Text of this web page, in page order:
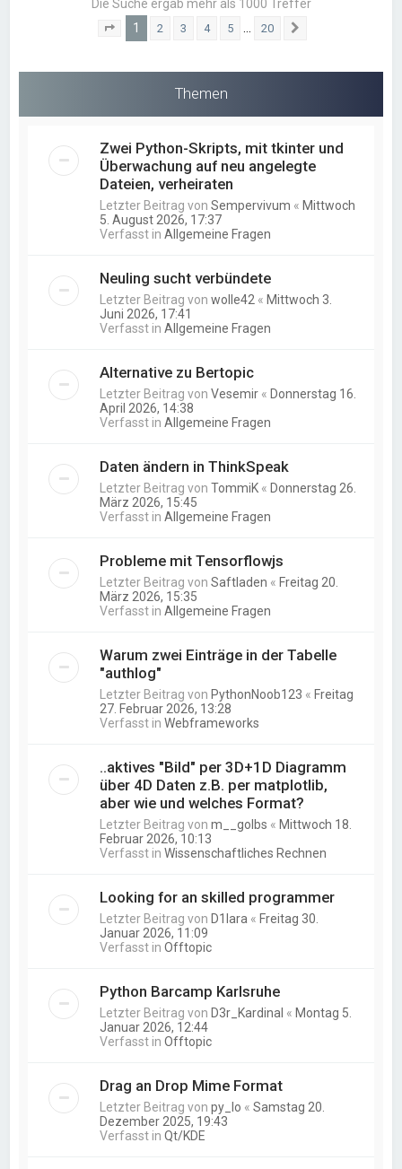
Die Suche ergab mehr als 1000 Treffer
Seite von 20
1 2 3 4 5 … 20
Themen
Zwei Python-Skripts, mit tkinter und
Überwachung auf neu angelegte
Dateien, verheiraten
Letzter Beitrag vonSempervivum « Mittwoch
5. August 2026, 17:37
Verfasst inAllgemeine Fragen
Neuling sucht verbündete
Letzter Beitrag vonwolle42 « Mittwoch 3.
Juni 2026, 17:41
Verfasst inAllgemeine Fragen
Alternative zu Bertopic
Letzter Beitrag vonVesemir « Donnerstag 16.
April 2026, 14:38
Verfasst inAllgemeine Fragen
Daten ändern in ThinkSpeak
Letzter Beitrag vonTommiK « Donnerstag 26.
März 2026, 15:45
Verfasst inAllgemeine Fragen
Probleme mit Tensorflowjs
Letzter Beitrag vonSaftladen « Freitag 20.
März 2026, 15:35
Verfasst inAllgemeine Fragen
Warum zwei Einträge in der Tabelle
"authlog"
Letzter Beitrag von PythonNoob123 « Freitag
27. Februar 2026, 13:28
Verfasst inWebframeworks
..aktives "Bild" per 3D+1D Diagramm
über 4D Daten z.B. per matplotlib,
aber wie und welches Format?
Letzter Beitrag vonm__golbs « Mittwoch 18.
Februar 2026, 10:13
Verfasst inWissenschaftliches Rechnen
Looking for an skilled programmer
Letzter Beitrag von D1lara « Freitag 30.
Januar 2026, 11:09
Verfasst inOfftopic
Python Barcamp Karlsruhe
Letzter Beitrag von D3r_Kardinal « Montag 5.
Januar 2026, 12:44
Verfasst inOfftopic
Drag an Drop Mime Format
Letzter Beitrag vonpy_lo «Samstag 20.
Dezember 2025, 19:43
Verfasst inQt/KDE